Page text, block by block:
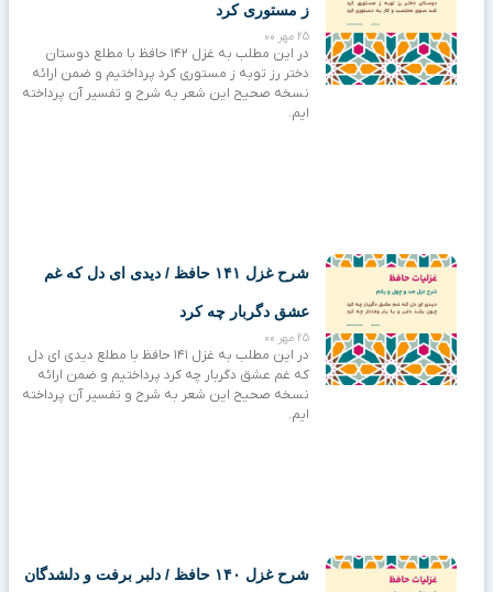
ز مستوری کرد
25 مهر 00
در این مطلب به غزل ۱۴۲ حافظ با مطلع دوستان
دختر رز توبه ز مستوری کرد پرداختیم و ضمن ارائه
نسخه صحیح این شعر به شرح و تفسیر آن پرداخته
ایم.
شرح غزل ۱۴۱ حافظ / دیدی ای دل که غم
عشق دگربار چه کرد
25 مهر 00
در این مطلب به غزل ۱۴۱ حافظ با مطلع دیدی ای دل
که غم عشق دگربار چه کرد پرداختیم و ضمن ارائه
نسخه صحیح این شعر به شرح و تفسیر آن پرداخته
ایم.
شرح غزل ۱۴۰ حافظ / دلبر برفت و دلشدگان